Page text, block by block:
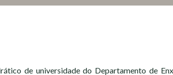
de universidade do Departamento de